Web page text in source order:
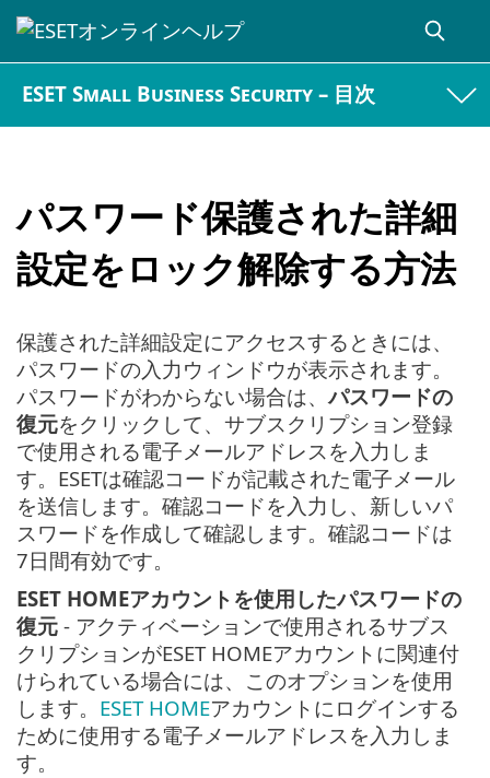
ESET Small Business Security – 目次
パスワード保護された詳細
設定をロック解除する方法
保護された詳細設定にアクセスするときには、
パスワードの入力ウィンドウが表示されます。
パスワードがわからない場合は、パスワードの
復元をクリックして、サブスクリプション登録
で使用される電子メールアドレスを入力しま
す。ESETは確認コードが記載された電子メール
を送信します。確認コードを入力し、新しいパ
スワードを作成して確認します。確認コードは
7日間有効です。
ESET HOMEアカウントを使用したパスワードの
復元 - アクティベーションで使用されるサブス
クリプションがESET HOMEアカウントに関連付
けられている場合には、このオプションを使用
します。 ESET HOMEアカウントにログインする
ために使用する電子メールアドレスを入力しま
す。